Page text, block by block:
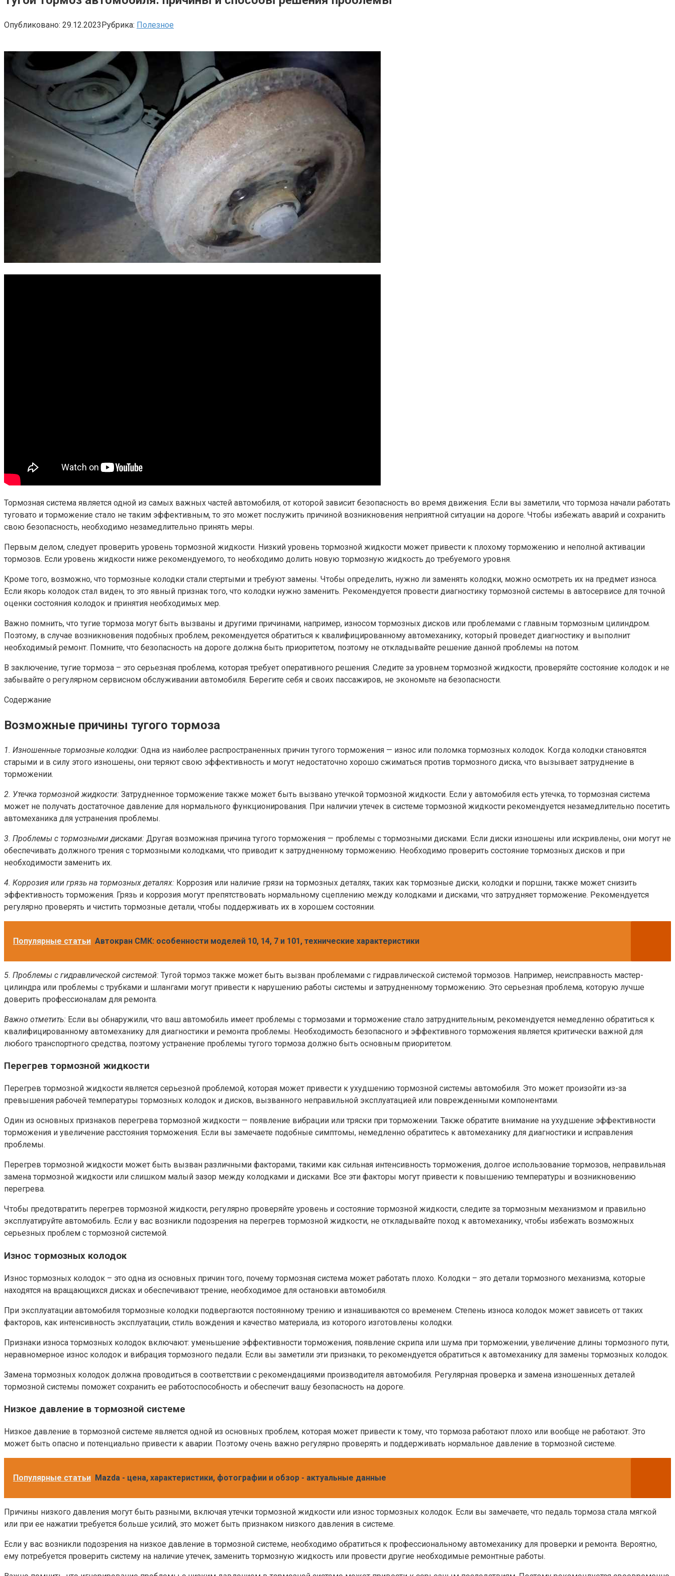
Опубликовано: 29.12.2023Рубрика: Полезное
Тормозная система является одной из самых важных частей автомобиля, от которой зависит безопасность во время движения. Если вы заметили, что тормоза начали работать
туговато и торможение стало не таким эффективным, то это может послужить причиной возникновения неприятной ситуации на дороге. Чтобы избежать аварий и сохранить
свою безопасность, необходимо незамедлительно принять меры.
Первым делом, следует проверить уровень тормозной жидкости. Низкий уровень тормозной жидкости может привести к плохому торможению и неполной активации
тормозов. Если уровень жидкости ниже рекомендуемого, то необходимо долить новую тормозную жидкость до требуемого уровня.
Кроме того, возможно, что тормозные колодки стали стертыми и требуют замены. Чтобы определить, нужно ли заменять колодки, можно осмотреть их на предмет износа.
Если якорь колодок стал виден, то это явный признак того, что колодки нужно заменить. Рекомендуется провести диагностику тормозной системы в автосервисе для точной
оценки состояния колодок и принятия необходимых мер.
Важно помнить, что тугие тормоза могут быть вызваны и другими причинами, например, износом тормозных дисков или проблемами с главным тормозным цилиндром.
Поэтому, в случае возникновения подобных проблем, рекомендуется обратиться к квалифицированному автомеханику, который проведет диагностику и выполнит
необходимый ремонт. Помните, что безопасность на дороге должна быть приоритетом, поэтому не откладывайте решение данной проблемы на потом.
В заключение, тугие тормоза – это серьезная проблема, которая требует оперативного решения. Следите за уровнем тормозной жидкости, проверяйте состояние колодок и не
забывайте о регулярном сервисном обслуживании автомобиля. Берегите себя и своих пассажиров, не экономьте на безопасности.
Содержание
Возможные причины тугого тормоза
1. Изношенные тормозные колодки: Одна из наиболее распространенных причин тугого торможения — износ или поломка тормозных колодок. Когда колодки становятся
старыми и в силу этого изношены, они теряют свою эффективность и могут недостаточно хорошо сжиматься против тормозного диска, что вызывает затруднение в
торможении.
2. Утечка тормозной жидкости: Затрудненное торможение также может быть вызвано утечкой тормозной жидкости. Если у автомобиля есть утечка, то тормозная система
может не получать достаточное давление для нормального функционирования. При наличии утечек в системе тормозной жидкости рекомендуется незамедлительно посетить
автомеханика для устранения проблемы.
3. Проблемы с тормозными дисками: Другая возможная причина тугого торможения — проблемы с тормозными дисками. Если диски изношены или искривлены, они могут не
обеспечивать должного трения с тормозными колодками, что приводит к затрудненному торможению. Необходимо проверить состояние тормозных дисков и при
необходимости заменить их.
4. Коррозия или грязь на тормозных деталях: Коррозия или наличие грязи на тормозных деталях, таких как тормозные диски, колодки и поршни, также может снизить
эффективность торможения. Грязь и коррозия могут препятствовать нормальному сцеплению между колодками и дисками, что затрудняет торможение. Рекомендуется
регулярно проверять и чистить тормозные детали, чтобы поддерживать их в хорошем состоянии.
Популярные статьи Автокран СМК: особенности моделей 10, 14, 7 и 101, технические характеристики
5. Проблемы с гидравлической системой: Тугой тормоз также может быть вызван проблемами с гидравлической системой тормозов. Например, неисправность мастер-
цилиндра или проблемы с трубками и шлангами могут привести к нарушению работы системы и затрудненному торможению. Это серьезная проблема, которую лучше
доверить профессионалам для ремонта.
Важно отметить: Если вы обнаружили, что ваш автомобиль имеет проблемы с тормозами и торможение стало затруднительным, рекомендуется немедленно обратиться к
квалифицированному автомеханику для диагностики и ремонта проблемы. Необходимость безопасного и эффективного торможения является критически важной для
любого транспортного средства, поэтому устранение проблемы тугого тормоза должно быть основным приоритетом.
Перегрев тормозной жидкости
Перегрев тормозной жидкости является серьезной проблемой, которая может привести к ухудшению тормозной системы автомобиля. Это может произойти из-за
превышения рабочей температуры тормозных колодок и дисков, вызванного неправильной эксплуатацией или поврежденными компонентами.
Один из основных признаков перегрева тормозной жидкости — появление вибрации или тряски при торможении. Также обратите внимание на ухудшение эффективности
торможения и увеличение расстояния торможения. Если вы замечаете подобные симптомы, немедленно обратитесь к автомеханику для диагностики и исправления
проблемы.
Перегрев тормозной жидкости может быть вызван различными факторами, такими как сильная интенсивность торможения, долгое использование тормозов, неправильная
замена тормозной жидкости или слишком малый зазор между колодками и дисками. Все эти факторы могут привести к повышению температуры и возникновению
перегрева.
Чтобы предотвратить перегрев тормозной жидкости, регулярно проверяйте уровень и состояние тормозной жидкости, следите за тормозным механизмом и правильно
эксплуатируйте автомобиль. Если у вас возникли подозрения на перегрев тормозной жидкости, не откладывайте поход к автомеханику, чтобы избежать возможных
серьезных проблем с тормозной системой.
Износ тормозных колодок
Износ тормозных колодок – это одна из основных причин того, почему тормозная система может работать плохо. Колодки – это детали тормозного механизма, которые
находятся на вращающихся дисках и обеспечивают трение, необходимое для остановки автомобиля.
При эксплуатации автомобиля тормозные колодки подвергаются постоянному трению и изнашиваются со временем. Степень износа колодок может зависеть от таких
факторов, как интенсивность эксплуатации, стиль вождения и качество материала, из которого изготовлены колодки.
Признаки износа тормозных колодок включают: уменьшение эффективности торможения, появление скрипа или шума при торможении, увеличение длины тормозного пути,
неравномерное износ колодок и вибрация тормозного педали. Если вы заметили эти признаки, то рекомендуется обратиться к автомеханику для замены тормозных колодок.
Замена тормозных колодок должна проводиться в соответствии с рекомендациями производителя автомобиля. Регулярная проверка и замена изношенных деталей
тормозной системы поможет сохранить ее работоспособность и обеспечит вашу безопасность на дороге.
Низкое давление в тормозной системе
Низкое давление в тормозной системе является одной из основных проблем, которая может привести к тому, что тормоза работают плохо или вообще не работают. Это
может быть опасно и потенциально привести к аварии. Поэтому очень важно регулярно проверять и поддерживать нормальное давление в тормозной системе.
Популярные статьи Mazda - цена, характеристики, фотографии и обзор - актуальные данные
Причины низкого давления могут быть разными, включая утечки тормозной жидкости или износ тормозных колодок. Если вы замечаете, что педаль тормоза стала мягкой
или при ее нажатии требуется больше усилий, это может быть признаком низкого давления в системе.
Если у вас возникли подозрения на низкое давление в тормозной системе, необходимо обратиться к профессиональному автомеханику для проверки и ремонта. Вероятно,
ему потребуется проверить систему на наличие утечек, заменить тормозную жидкость или провести другие необходимые ремонтные работы.